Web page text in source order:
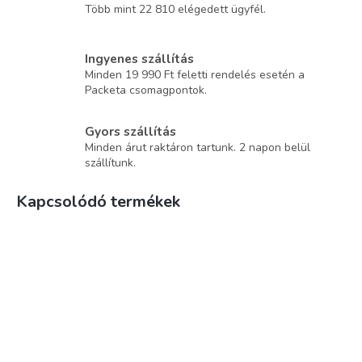
Több mint 22 810 elégedett ügyfél.
Ingyenes szállítás
Minden 19 990 Ft feletti rendelés esetén a
Packeta csomagpontok.
Gyors szállítás
Minden árut raktáron tartunk. 2 napon belül
szállítunk.
Kapcsolódó termékek